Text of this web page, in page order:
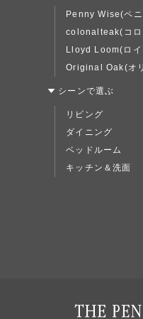
Penny Wise(ペ
colonalteak(コロ
Lloyd Loom(ロイ
Original Oak(オ
シーンで選ぶ
リビング
ダイニング
ベッドルーム
キッチン＆洗面